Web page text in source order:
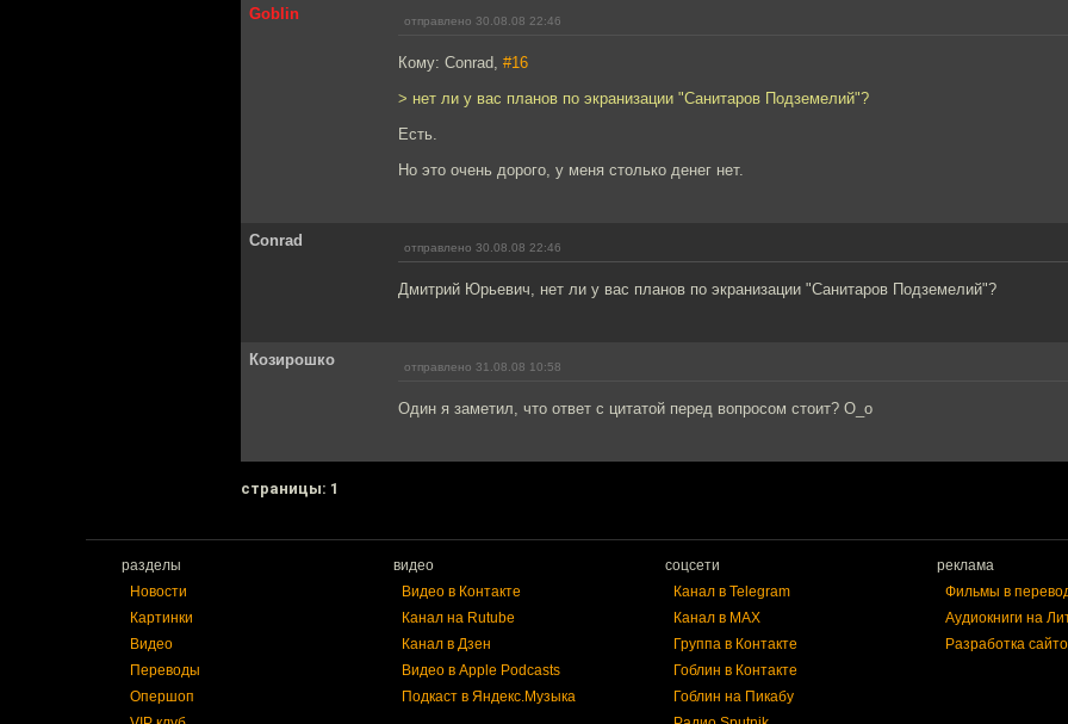
Goblin отправлено 30.08.08 22:46
Кому: Conrad, #16
> нет ли у вас планов по экранизации "Санитаров Подземелий"?
Есть.
Но это очень дорого, у меня столько денег нет.
Conrad отправлено 30.08.08 22:46
Дмитрий Юрьевич, нет ли у вас планов по экранизации "Санитаров Подземелий"?
Козирошко отправлено 31.08.08 10:58
Один я заметил, что ответ с цитатой перед вопросом стоит? О_о
cтраницы: 1
разделы
Новости
Картинки
Видео
Переводы
Опершоп
видео
Видео в Контакте
Канал на Rutube
Канал в Дзен
Видео в Apple Podcasts
Подкаст в Яндекс.Музыка
соцсети
Канал в Telegram
Канал в MAX
Группа в Контакте
Гоблин в Контакте
Гоблин на Пикабу
реклама
Фильмы в
Аудиокниги на
Разработка